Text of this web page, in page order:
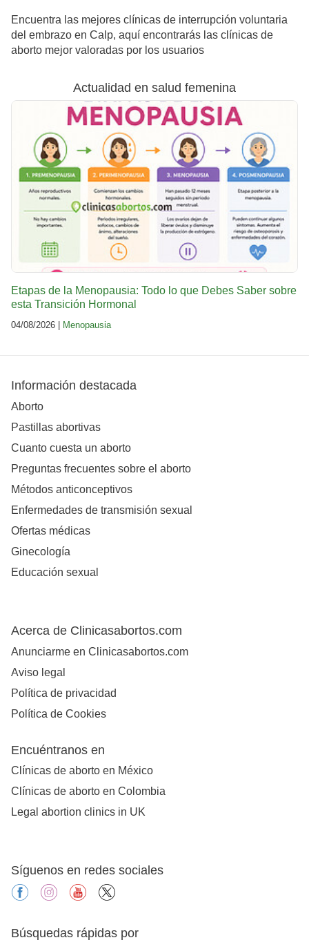
Encuentra las mejores clínicas de interrupción voluntaria
del embrazo en Calp, aquí encontrarás las clínicas de
aborto mejor valoradas por los usuarios
Actualidad en salud femenina
Etapas de la Menopausia: Todo lo que Debes Saber sobre
esta Transición Hormonal
04/08/2026 | Menopausia
Información destacada
Aborto
Pastillas abortivas
Cuanto cuesta un aborto
Preguntas frecuentes sobre el aborto
Métodos anticonceptivos
Enfermedades de transmisión sexual
Ofertas médicas
Ginecología
Educación sexual
Acerca de Clinicasabortos.com
Anunciarme en Clinicasabortos.com
Aviso legal
Política de privacidad
Política de Cookies
Encuéntranos en
Clínicas de aborto en México
Clínicas de aborto en Colombia
Legal abortion clinics in UK
Síguenos en redes sociales
facebookinstagramyoutube
Búsquedas rápidas por